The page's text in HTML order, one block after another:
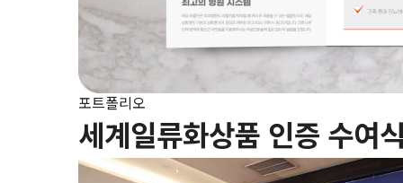
포트폴리오
세계일류화상품 인증 수여